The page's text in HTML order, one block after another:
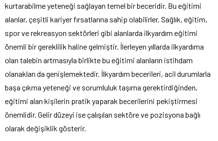
kurtarabilme yeteneği sağlayan temel bir beceridir. Bu eğitimi
alanlar, çeşitli kariyer fırsatlarına sahip olabilirler. Sağlık, eğitim,
spor ve rekreasyon sektörleri gibi alanlarda ilkyardım eğitimi
önemli bir gereklilik haline gelmiştir. İlerleyen yıllarda ilkyardıma
olan talebin artmasıyla birlikte bu eğitimi alanların istihdam
olanakları da genişlemektedir. İlkyardım becerileri, acil durumlarla
başa çıkma yeteneği ve sorumluluk taşıma gerektirdiğinden,
eğitimi alan kişilerin pratik yaparak becerilerini pekiştirmesi
önemlidir. Gelir düzeyi ise çalışılan sektöre ve pozisyona bağlı
olarak değişiklik gösterir.